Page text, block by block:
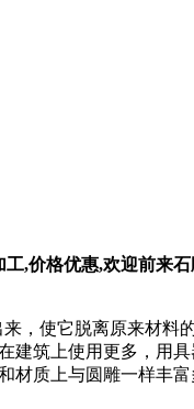
,价格优惠,欢迎前来
，使它脱离原来材料
建筑上使用更多，用
材质上与圆雕一样丰